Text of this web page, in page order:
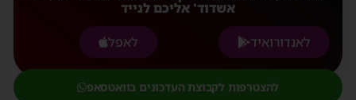
אשדוד' אליכם לנייד
לאנדורואיד
לאפל
להצטרפות לקבוצת העדכונים בוואטסאפ